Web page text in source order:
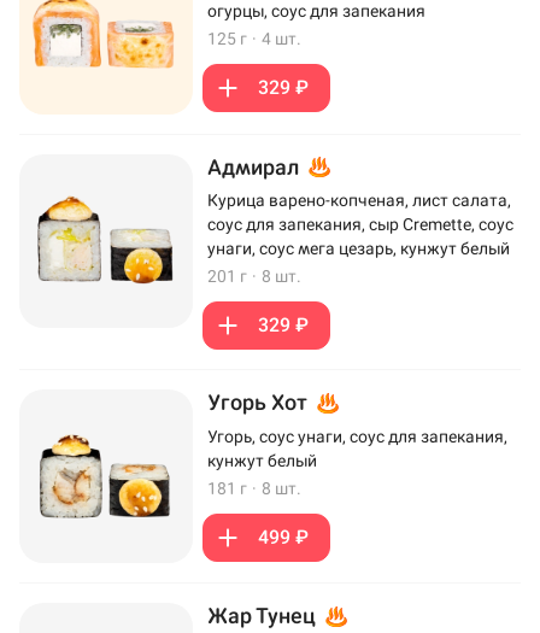
огурцы, соус для запекания
125 г · 4 шт.
329 ₽
Адмирал
Курица варено-копченая, лист салата,
соус для запекания, сыр Cremette, соус
унаги, соус мега цезарь, кунжут белый
201 г · 8 шт.
329 ₽
Угорь Хот
Угорь, соус унаги, соус для запекания,
кунжут белый
181 г · 8 шт.
499 ₽
Жар Тунец